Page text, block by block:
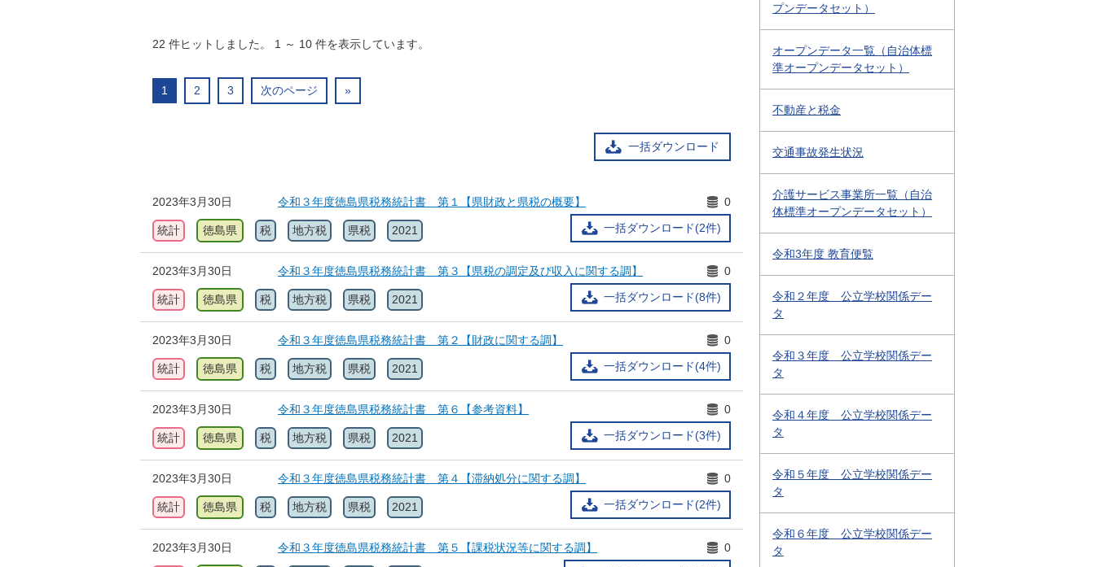
22 件ヒットしました。 1 ～ 10 件を表示しています。
1 2 3 次のページ »
一括ダウンロード
2023年3月30日
令和３年度徳島県税務統計書 第１【県財政と県税の概要】
一括ダウンロード(2件)
0
統計 徳島県 税 地方税 県税 2021
2023年3月30日
令和３年度徳島県税務統計書 第３【県税の調定及び収入に関する調】
一括ダウンロード(8件)
0
統計 徳島県 税 地方税 県税 2021
2023年3月30日
令和３年度徳島県税務統計書 第２【財政に関する調】
一括ダウンロード(4件)
0
統計 徳島県 税 地方税 県税 2021
2023年3月30日
令和３年度徳島県税務統計書 第６【参考資料】
一括ダウンロード(3件)
0
統計 徳島県 税 地方税 県税 2021
2023年3月30日
令和３年度徳島県税務統計書 第４【滞納処分に関する調】
一括ダウンロード(2件)
0
統計 徳島県 税 地方税 県税 2021
2023年3月30日
令和３年度徳島県税務統計書 第５【課税状況等に関する調】
0
プンデータセット）
オープンデータ一覧（自治体標
準オープンデータセット）
不動産と税金
交通事故発生状況
介護サービス事業所一覧（自治
体標準オープンデータセット）
令和3年度 教育便覧
令和２年度 公立学校関係デー
タ
令和３年度 公立学校関係デー
タ
令和４年度 公立学校関係デー
タ
令和５年度 公立学校関係デー
タ
令和６年度 公立学校関係デー
タ